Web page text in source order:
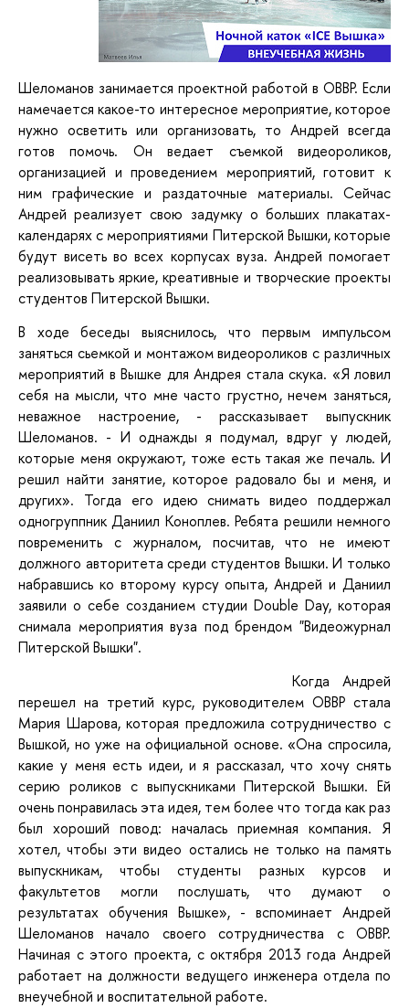
Шеломанов занимается проектной работой в ОВВР. Если
намечается какое-то интересное мероприятие, которое
нужно осветить или организовать, то Андрей всегда
готов помочь. Он ведает съемкой видеороликов,
организацией и проведением мероприятий, готовит к
ним графические и раздаточные материалы. Сейчас
Андрей реализует свою задумку о больших плакатах-
календарях с мероприятиями Питерской Вышки, которые
будут висеть во всех корпусах вуза. Андрей помогает
реализовывать яркие, креативные и творческие проекты
студентов Питерской Вышки.
В ходе беседы выяснилось, что первым импульсом
заняться сьемкой и монтажом видеороликов с различных
мероприятий в Вышке для Андрея стала скука. «Я ловил
себя на мысли, что мне часто грустно, нечем заняться,
неважное настроение, - рассказывает выпускник
Шеломанов. - И однажды я подумал, вдруг у людей,
которые меня окружают, тоже есть такая же печаль. И
решил найти занятие, которое радовало бы и меня, и
других». Тогда его идею снимать видео поддержал
одногруппник Даниил Коноплев. Ребята решили немного
повременить с журналом, посчитав, что не имеют
должного авторитета среди студентов Вышки. И только
набравшись ко второму курсу опыта, Андрей и Даниил
заявили о себе созданием студии Double Day, которая
снимала мероприятия вуза под брендом "Видеожурнал
Питерской Вышки".
Когда Андрей
перешел на третий курс, руководителем ОВВР стала
Мария Шарова, которая предложила сотрудничество с
Вышкой, но уже на официальной основе. «Она спросила,
какие у меня есть идеи, и я рассказал, что хочу снять
серию роликов с выпускниками Питерской Вышки. Ей
очень понравилась эта идея, тем более что тогда как раз
был хороший повод: началась приемная компания. Я
хотел, чтобы эти видео остались не только на память
выпускникам, чтобы студенты разных курсов и
факультетов могли послушать, что думают о
результатах обучения Вышке», - вспоминает Андрей
Шеломанов начало своего сотрудничества с ОВВР.
Начиная с этого проекта, с октября 2013 года Андрей
работает на должности ведущего инженера отдела по
внеучебной и воспитательной работе.